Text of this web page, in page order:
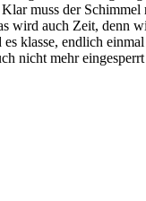
muss der
wird auch Zeit, denn
klasse, endlich
nicht mehr eingesperrt